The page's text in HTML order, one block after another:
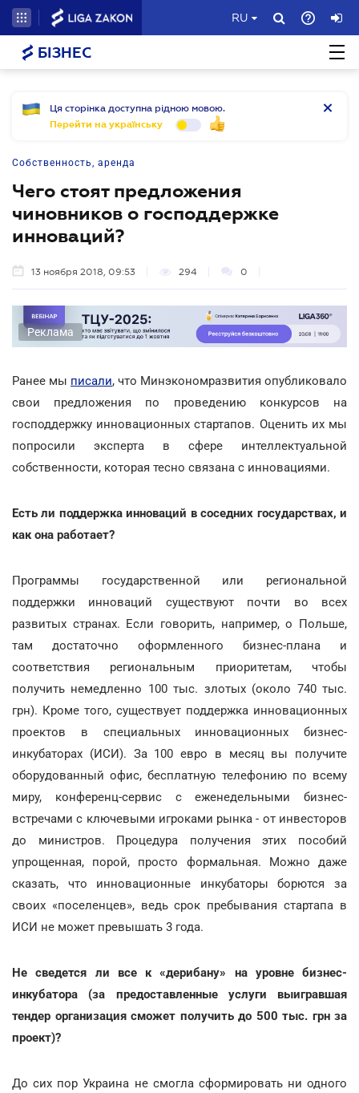
RU
БІЗНЕС
Ця сторінка доступна рідною мовою.
Перейти на українську
Собственность, аренда
Чего стоят предложения
чиновников о господдержке
инноваций?
13 ноября 2018, 09:53 294 0
Реклама
Ранее мы писали, что Минэкономразвития опубликовало
свои предложения по проведению конкурсов на
господдержку инновационных стартапов. Оценить их мы
попросили эксперта в сфере интеллектуальной
собственности, которая тесно связана с инновациями.
Есть ли поддержкаинноваций в соседних государствах, и
как она работает?
Программы государственной или региональной
поддержки инноваций существуют почти во всех
развитых странах. Если говорить, например, о Польше,
там достаточно оформленного бизнес-плана и
соответствия региональным приоритетам, чтобы
получить немедленно 100 тыс. злотых (около 740 тыс.
грн). Кроме того, существует поддержка инновационных
проектов в специальных инновационных бизнес-
инкубаторах (ИСИ). За 100 евро в месяц вы получите
оборудованный офис, бесплатную телефонию по всему
миру, конференц-сервис с еженедельными бизнес-
встречами с ключевыми игроками рынка - от инвесторов
до министров. Процедура получения этих пособий
упрощенная, порой, просто формальная. Можно даже
сказать, что инновационные инкубаторы борются за
своих «поселенцев», ведь срок пребывания стартапа в
ИСИ не может превышать 3 года.
Не сведется ли все к «дерибану» на уровне бизнес-
инкубатора (за предоставленные услуги выигравшая
тендер организация сможет получить до 500 тыс. грн за
проект)?
До сих пор Украина не смогла сформировать ни одного